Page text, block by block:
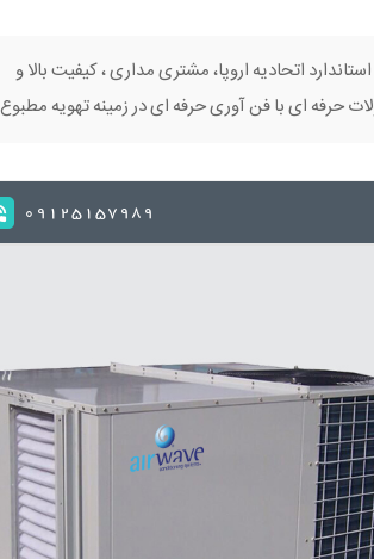
استاندارد اتحادیه اروپا، مشتری مداری ، کیفیت بالا و
حرفه ای با فن آوری حرفه ای در زمینه تهویه مطبوع
09125157989